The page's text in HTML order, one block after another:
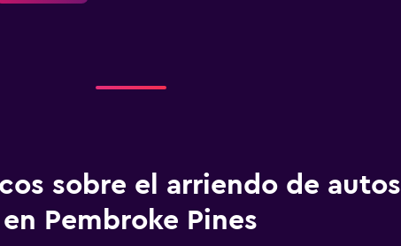
Ver precios
sobre el arriendo de autos
en Pembroke Pines